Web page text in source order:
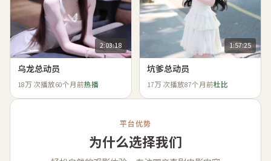
2:03:18
乌龙总动员
18万 次播放60个月前热播
1:57:25
坑爹总动员
17万 次播放87个月前杜比
平台优势
为什么选择我们